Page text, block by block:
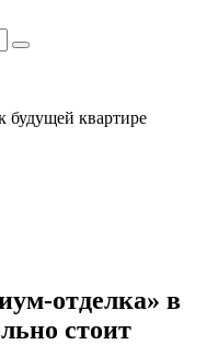
квартире
в
стоит